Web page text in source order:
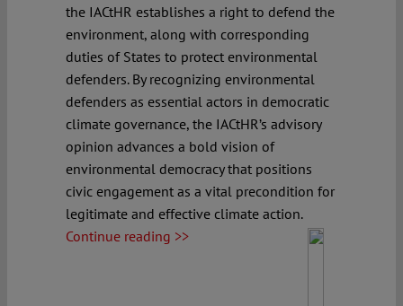
the IACtHR establishes a right to defend the
environment, along with corresponding
duties of States to protect environmental
defenders. By recognizing environmental
defenders as essential actors in democratic
climate governance, the IACtHR’s advisory
opinion advances a bold vision of
environmental democracy that positions
civic engagement as a vital precondition for
legitimate and effective climate action.
Continue reading >>